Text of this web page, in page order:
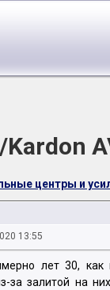
центры и
13:55
лет 30,
за залитой на